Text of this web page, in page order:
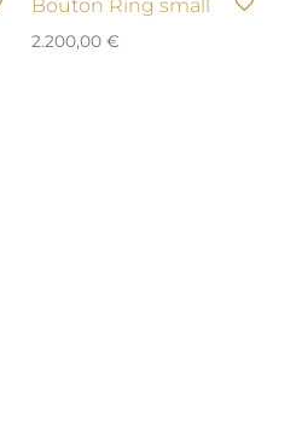
Bouton Ring small
2.200,00 €